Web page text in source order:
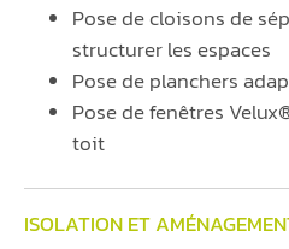
Pose de cloisons de
structurer les espaces
Pose de planchers
Pose de fenêtres
toit
ISOLATION ET